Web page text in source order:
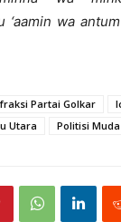
‘aamin wa
fraksi Partai Golkar
Utara
Politisi Muda